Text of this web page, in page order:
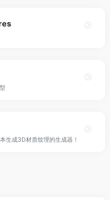
生成3D材质纹理的生成器！